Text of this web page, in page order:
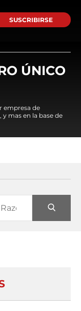
SUSCRIBIRSE
ÚNICO
empresa de
mas en la base de